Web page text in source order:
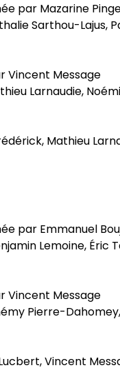
par Mazarine
Sarthou-Lajus,
Vincent Message
Larnaudie,
Mathieu
par Emmanuel
Lemoine, Éric
Vincent Message
Pierre-
Vincent